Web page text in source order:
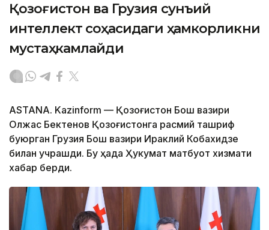
Қозоғистон ва Грузия сунъий
интеллект соҳасидаги ҳамкорликни
мустаҳкамлайди
ASTANA. Kazinform — Қозоғистон Бош вазири
Олжас Бектенов Қозоғистонга расмий ташриф
буюрган Грузия Бош вазири Ираклий Кобахидзе
билан учрашди. Бу ҳақда Ҳукумат матбуот хизмати
хабар берди.